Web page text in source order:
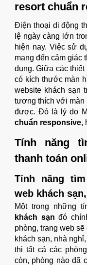
resort chuẩn
Điện thoại di động
lệ ngày càng lớn
hiện nay. Việc sử
mang đến cảm giác
dụng. Giữa các
có kích thước màn
website khách sạn
tương thích với màn
được. Đó là lý do
chuẩn responsive,
Tính năng
thanh toán
Tính năng
web khách
Một trong những
khách sạn đó
phòng, trang web
khách sạn, nhà
thị tất cả các
còn, phòng nào đã